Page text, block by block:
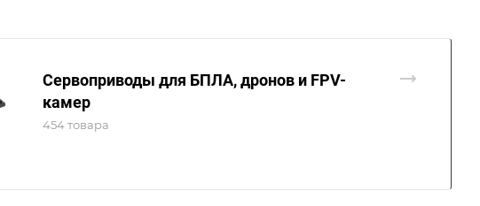
Сервоприводы для БПЛА, дронов и FPV-
камер
454 товара